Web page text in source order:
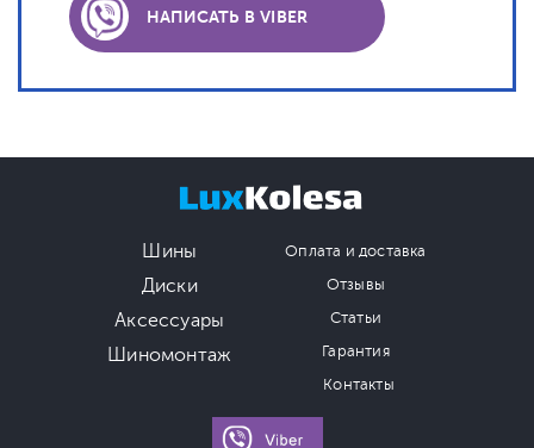
НАПИСАТЬ В VIBER
Шины
Диски
Аксессуары
Шиномонтаж
Оплата и доставка
Отзывы
Статьи
Гарантия
Контакты